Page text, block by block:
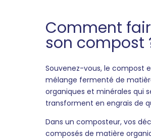
Comment
son compost
Souvenez-vous, le compost
mélange fermenté de
organiques et minérales qui
transforment en engrais de
Dans un composteur, vos
composés de matière